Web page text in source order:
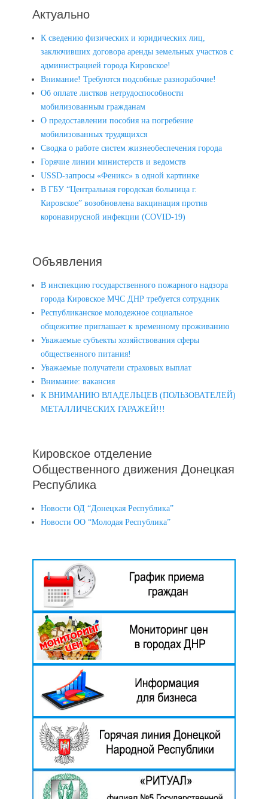
Актуально
К сведению физических и юридических лиц,
заключивших договора аренды земельных участков с
администрацией города Кировское!
Внимание! Требуются подсобные разнорабочие!
Об оплате листков нетрудоспособности
мобилизованным гражданам
О предоставлении пособия на погребение
мобилизованных трудящихся
Сводка о работе систем жизнеобеспечения города
Горячие линии министерств и ведомств
USSD-запросы «Феникс» в одной картинке
В ГБУ “Центральная городская больница г.
Кировское” возобновлена вакцинация против
коронавирусной инфекции (COVID-19)
Объявления
В инспекцию государственного пожарного надзора
города Кировское МЧС ДНР требуется сотрудник
Республиканское молодежное социальное
общежитие приглашает к временному проживанию
Уважаемые субъекты хозяйствования сферы
общественного питания!
Уважаемые получатели страховых выплат
Внимание: вакансия
К ВНИМАНИЮ ВЛАДЕЛЬЦЕВ (ПОЛЬЗОВАТЕЛЕЙ)
МЕТАЛЛИЧЕСКИХ ГАРАЖЕЙ!!!
Кировское отделение
Общественного движения Донецкая
Республика
Новости ОД “Донецкая Республика”
Новости ОО “Молодая Республика”